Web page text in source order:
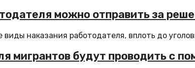
можно отправить за
наказания работодателя, вплоть до
мигрантов будут проводить с